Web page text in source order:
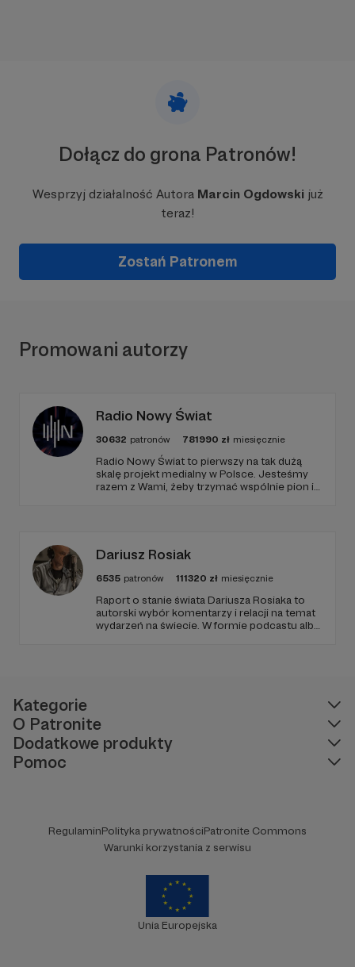
Dołącz do grona Patronów!
Wesprzyj działalność Autora Marcin Ogdowski już
teraz!
Zostań Patronem
Promowani autorzy
Radio Nowy Świat
30632 patronów 781990 zł miesięcznie
Radio Nowy Świat to pierwszy na tak dużą
skalę projekt medialny w Polsce. Jesteśmy
razem z Wami, żeby trzymać wspólnie pion i
Dariusz Rosiak
6535 patronów 111320 zł miesięcznie
Raport o stanie świata Dariusza Rosiaka to
autorski wybór komentarzy i relacji na temat
wydarzeń na świecie. W formie podcastu albo
Kategorie
O Patronite
Dodatkowe produkty
Pomoc
RegulaminPolityka prywatnościPatronite Commons
Warunki korzystania z serwisu
Unia Europejska